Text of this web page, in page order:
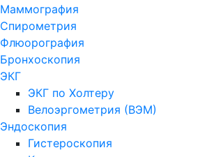
Маммография
Спирометрия
Флюорография
Бронхоскопия
ЭКГ
ЭКГ по Холтеру
Велоэргометрия (ВЭМ)
Эндоскопия
Гистероскопия